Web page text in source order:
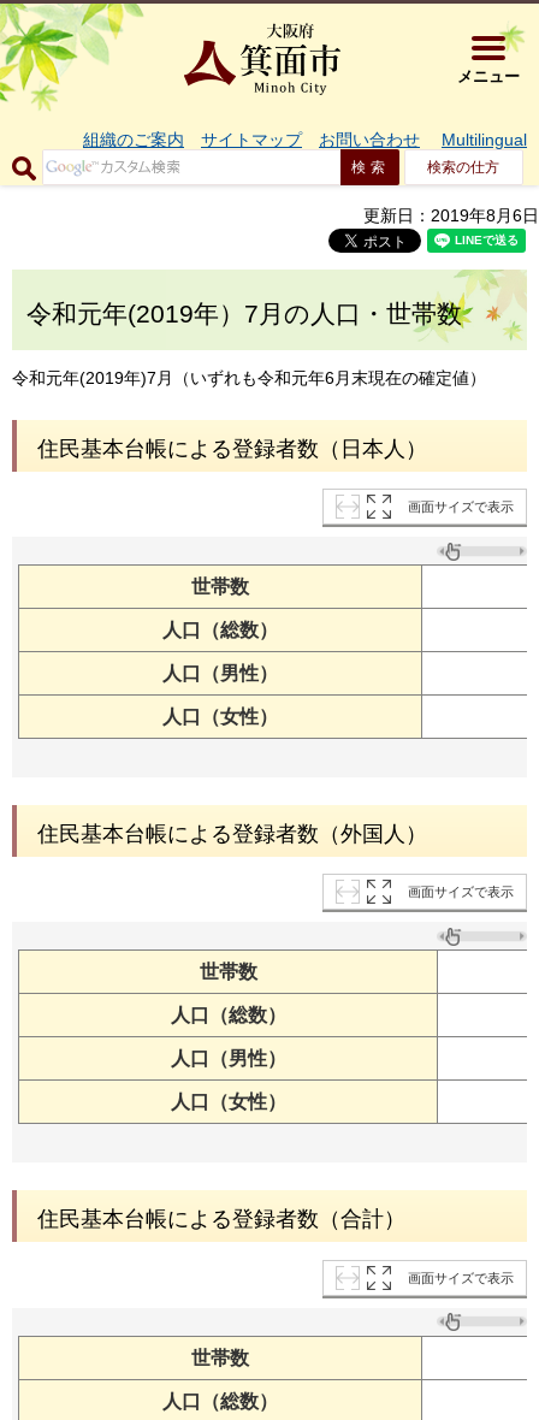
大阪府箕
メニュー
組織のご案内 サイトマップ お問い合わせ Multilingual
検索の仕方
更新日：2019年8月6日
令和元年(2019年）7月の人口・世帯数
令和元年(2019年)7月（いずれも令和元年6月末現在の確定値）
住民基本台帳による登録者数（日本人）
画面サイズで表示
世帯数
人口（総数）
人口（男性）
人口（女性）
住民基本台帳による登録者数（外国人）
画面サイズで表示
世帯数
人口（総数）
人口（男性）
人口（女性）
住民基本台帳による登録者数（合計）
画面サイズで表示
世帯数
人口（総数）